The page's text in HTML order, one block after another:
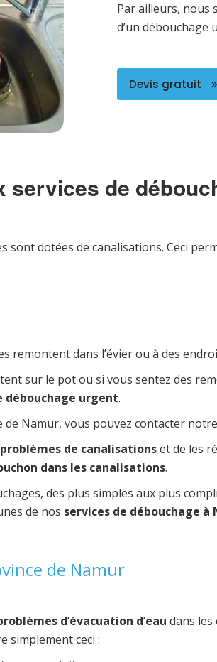
Par ailleurs, nous
d’un débouchage
Devis gratuit
services de
sont dotées de canalisations. Ceci
remontent dans l’évier ou à des
sur le pot ou si vous sentez des
urgent.
Namur, vous pouvez contacter
de canalisationset de les
dans les canalisations.
des plus simples aux plus
de nos services de débouchage à
de Namur
d’évacuation d’eau dans
simplement ceci :